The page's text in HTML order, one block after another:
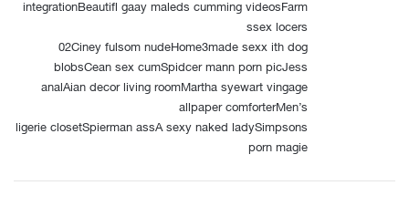
integrationBeautifl gaay maleds cumming videosFarm
ssex locers
02Ciney fulsom nudeHome3made sexx ith dog
blobsCean sex cumSpidcer mann porn picJess
analAian decor living roomMartha syewart vingage
allpaper comforterMen’s
ligerie closetSpierman assA sexy naked ladySimpsons
porn magie